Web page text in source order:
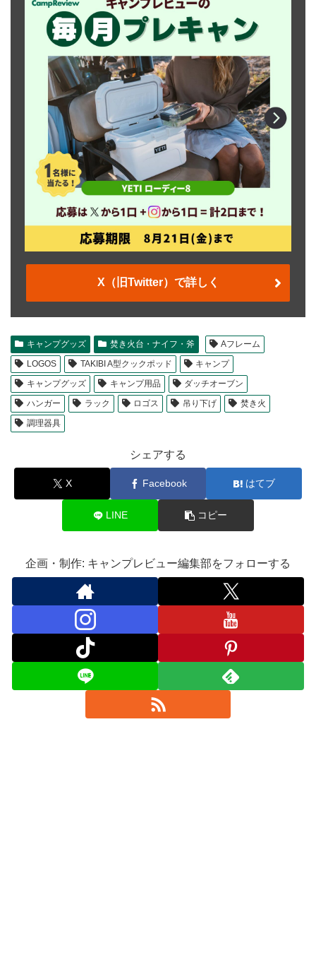
X（旧Twitter）で詳しく
キャンプグッズ 焚き火台・ナイフ・斧
Aフレーム
LOGOS
TAKIBI A型クックポッド
キャンプ
キャンプグッズ
キャンプ用品
ダッチオーブン
ハンガー
ラック ロゴス 吊り下げ
焚き火
調理器具
シェアする
X Facebook はてブ
LINE コピー
企画・制作: キャンプレビュー編集部をフォローする